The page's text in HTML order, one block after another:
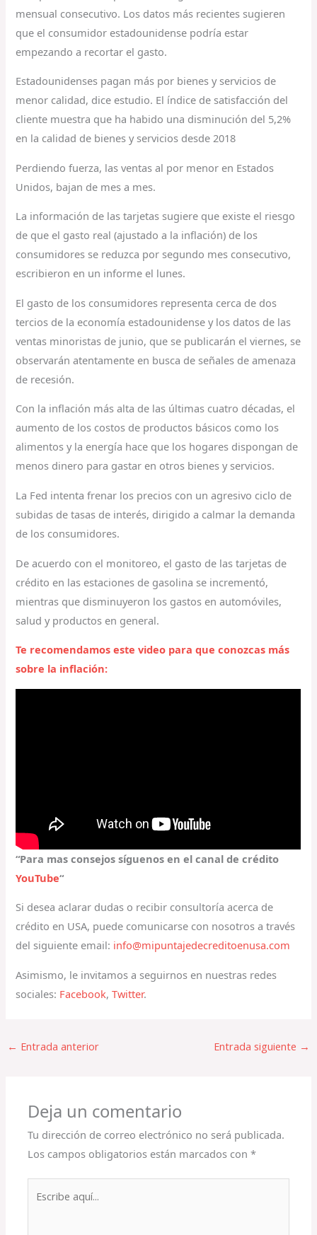
mensual consecutivo. Los datos más recientes sugieren
que el consumidor estadounidense podría estar
empezando a recortar el gasto.
Estadounidenses pagan más por bienes y servicios de
menor calidad, dice estudio. El índice de satisfacción del
cliente muestra que ha habido una disminución del 5,2%
en la calidad de bienes y servicios desde 2018
Perdiendo fuerza, las ventas al por menor en Estados
Unidos, bajan de mes a mes.
La información de las tarjetas sugiere que existe el riesgo
de que el gasto real (ajustado a la inflación) de los
consumidores se reduzca por segundo mes consecutivo,
escribieron en un informe el lunes.
El gasto de los consumidores representa cerca de dos
tercios de la economía estadounidense y los datos de las
ventas minoristas de junio, que se publicarán el viernes, se
observarán atentamente en busca de señales de amenaza
de recesión.
Con la inflación más alta de las últimas cuatro décadas, el
aumento de los costos de productos básicos como los
alimentos y la energía hace que los hogares dispongan de
menos dinero para gastar en otros bienes y servicios.
La Fed intenta frenar los precios con un agresivo ciclo de
subidas de tasas de interés, dirigido a calmar la demanda
de los consumidores.
De acuerdo con el monitoreo, el gasto de las tarjetas de
crédito en las estaciones de gasolina se incrementó,
mientras que disminuyeron los gastos en automóviles,
salud y productos en general.
Te recomendamos este video para que conozcas más
sobre la inflación:
“Para mas consejos síguenos en el canal de crédito
YouTube“
Si desea aclarar dudas o recibir consultoría acerca de
crédito en USA, puede comunicarse con nosotros a través
del siguiente email: info@mipuntajedecreditoenusa.com
Asimismo, le invitamos a seguirnos en nuestras redes
sociales: Facebook,Twitter.
← Entrada anterior Entrada siguiente →
Deja un comentario
Tu dirección de correo electrónico no será publicada.
Los campos obligatorios están marcados con*